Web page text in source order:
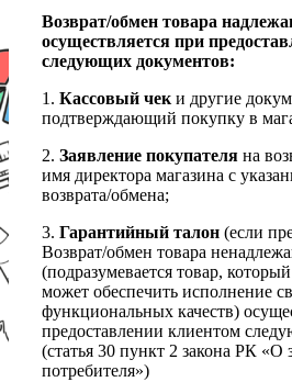
Возврат/обмен товара
осуществляется при
следующих документов:
1. Кассовый чеки другие
подтверждающий покупку в
2. Заявление покупателя на
имя директора магазина с
возврата/обмена;
3. Гарантийный талон (если
Возврат/обмен товара
(подразумевается товар,
может обеспечить исполнение
функциональных качеств)
предоставлении клиентом
(статья 30 пункт 2 закона РК «О
потребителя»)